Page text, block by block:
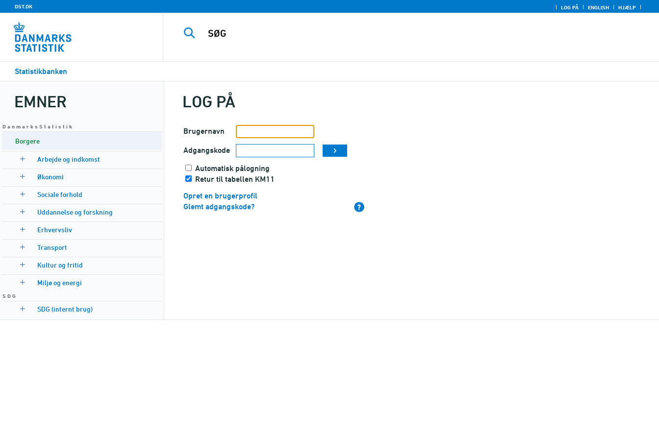
DST.DK LOG PÅ ENGLISH HJÆLP
Statistikbanken
EMNER
D a n m a r k s S t a t i s t i k
Borgere
Arbejde og indkomst
Økonomi
Sociale forhold
Uddannelse og forskning
Erhvervsliv
Transport
Kultur og fritid
Miljø og energi
S D G
SDG (internt brug)
LOG PÅ
Brugernavn
Adgangskode
Automatisk pålogning
Retur til tabellen KM11
Opret en brugerprofil
Glemt adgangskode?